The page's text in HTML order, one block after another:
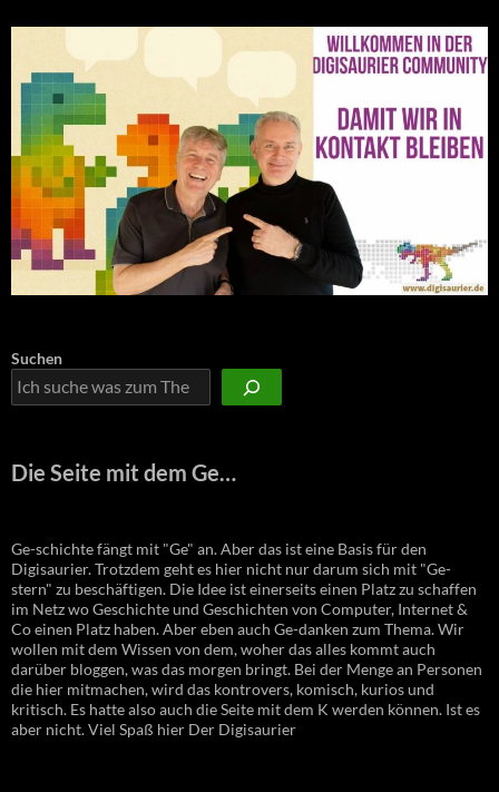
Suchen
Die Seite mit dem Ge…
Ge-schichte fängt mit "Ge" an. Aber das ist eine Basis für den
Digisaurier. Trotzdem geht es hier nicht nur darum sich mit "Ge-
stern" zu beschäftigen. Die Idee ist einerseits einen Platz zu schaffen
im Netz wo Geschichte und Geschichten von Computer, Internet &
Co einen Platz haben. Aber eben auch Ge-danken zum Thema. Wir
wollen mit dem Wissen von dem, woher das alles kommt auch
darüber bloggen, was das morgen bringt. Bei der Menge an Personen
die hier mitmachen, wird das kontrovers, komisch, kurios und
kritisch. Es hatte also auch die Seite mit dem K werden können. Ist es
aber nicht. Viel Spaß hier Der Digisaurier